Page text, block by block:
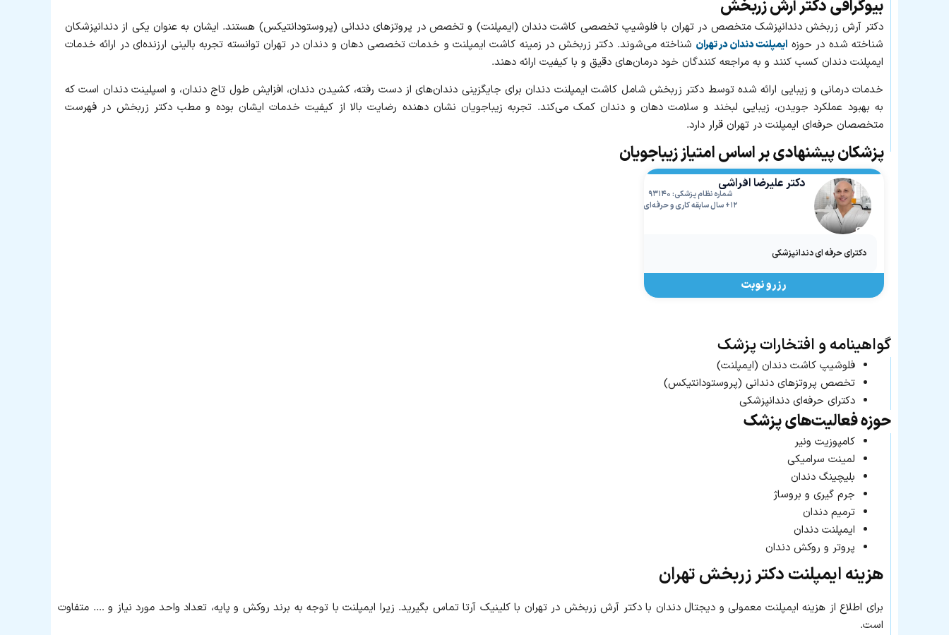
بیوگرافی دکتر آرش زربخش
دکتر آرش زربخش دندانپزشک متخصص در تهران با فلوشیپ تخصصی کاشت دندان (ایمپلنت) و تخصص در پروتزهای دندانی (پروستودانتیکس) هستند. ایشان به‌ عنوان یکی از دندانپزشکان
شناخته‌ شده در حوزه ایمپلنت دندان در تهران شناخته می‌شوند. دکتر زربخش در زمینه کاشت ایمپلنت و خدمات تخصصی دهان و دندان در تهران توانسته تجربه بالینی ارزنده‌ای در ارائه خدمات
ایمپلنت دندان کسب کنند و به مراجعه‌ کنندگان خود درمان‌های دقیق و با کیفیت ارائه دهند.
خدمات درمانی و زیبایی ارائه‌ شده توسط دکتر زربخش شامل کاشت ایمپلنت دندان برای جایگزینی دندان‌های از دست رفته، کشیدن دندان، افزایش طول تاج دندان، و اسپلینت دندان است که
به بهبود عملکرد جویدن، زیبایی لبخند و سلامت دهان و دندان کمک می‌کند. تجربه زیباجویان نشان‌ دهنده رضایت بالا از کیفیت خدمات ایشان بوده و مطب دکتر زربخش در فهرست
متخصصان حرفه‌ای ایمپلنت در تهران قرار دارد.
پزشکان پیشنهادی بر اساس امتیاز زیباجویان
دکتر علیرضا افراشی
شماره نظام پزشکی: ۹۳۱۴۰
۱۲+ سال سابقه کاری و حرفه‌ای
دکترای حرفه ای دندانپزشکی
رزرو نوبت
گواهینامه و افتخارات پزشک
فلوشیپ کاشت دندان (ایمپلنت)
تخصص پروتزهای دندانی (پروستودانتیکس)
دکترای حرفه‌ای دندانپزشکی
حوزه فعالیت‌های پزشک
کامپوزیت ونیر
لمینت سرامیکی
بلیچینگ دندان
جرم گیری و بروساژ
ترمیم دندان
ایمپلنت دندان
پروتر و روکش دندان
هزینه ایمپلنت دکتر زربخش تهران
برای اطلاع از هزینه ایمپلنت معمولی و دیجتال دندان با دکتر آرش زربخش در تهران با کلینیک آرتا تماس بگیرید. زیرا ایمپلنت با توجه به برند روکش و پایه، تعداد واحد مورد نیاز و …. متفاوت
است.